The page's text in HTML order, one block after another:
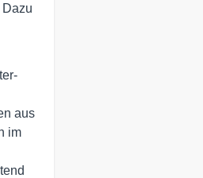
aus
im